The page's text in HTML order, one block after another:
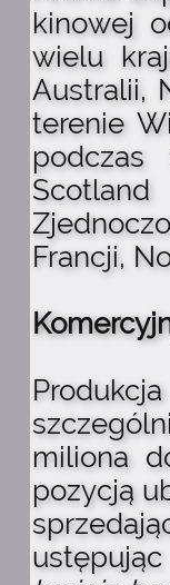
kinowej
wielu
Australii,
terenie
Francji,
miliona
pozycją